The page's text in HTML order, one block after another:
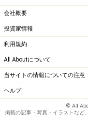
会社概要
投資家情報
利用規約
All Aboutについて
当サイトの情報についての注意
ヘルプ
© All
掲載の記事・写真・イラストなど